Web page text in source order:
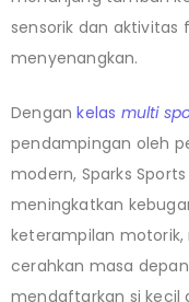
sensorik dan aktivitas
menyenangkan.
Dengankelas multi
pendampingan oleh
modern, Sparks
meningkatkan
keterampilan motorik,
cerahkan masa
mendaftarkan si kecil